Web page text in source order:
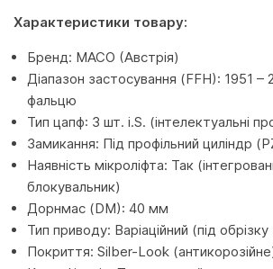
Характеристики товару:
Бренд: MACO (Австрія)
Діапазон застосування (FFH): 1951 –
фальцю
Тип цапф: 3 шт. i.S. (інтелектуальні
Замикання: Під профільний циліндр
Наявність мікроліфта: Так
блокувальник)
Дорнмас (DM): 40 мм
Тип приводу: Варіаційний (під
Покриття: Silber-Look